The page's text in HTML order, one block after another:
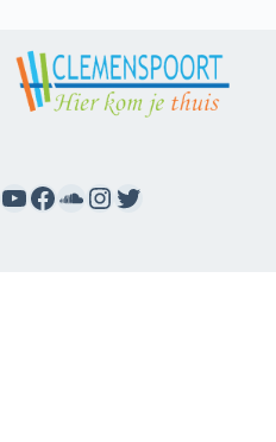
YouTube
Facebook
SoundCloud
Instagram
Twitter